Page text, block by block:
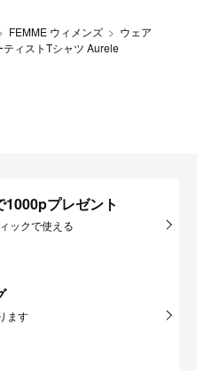
FEMME ウィメンズ
ウェア
ィストTシャツ Aurele
プレゼント
ックで使える
ます